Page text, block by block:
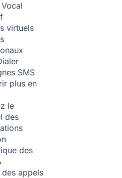
virtuels
SMS
plus en
le
des
des
appels